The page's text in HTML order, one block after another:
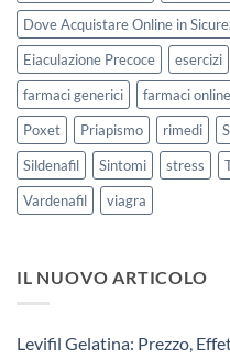
Dove Acquistare Online in
Eiaculazione Precoce
esercizi
farmaci generici
farmaci online
Poxet
Priapismo rimedi
Sildenafil
Sintomi stress
Vardenafil
viagra
IL NUOVO ARTICOLO
Levifil Gelatina: Prezzo,